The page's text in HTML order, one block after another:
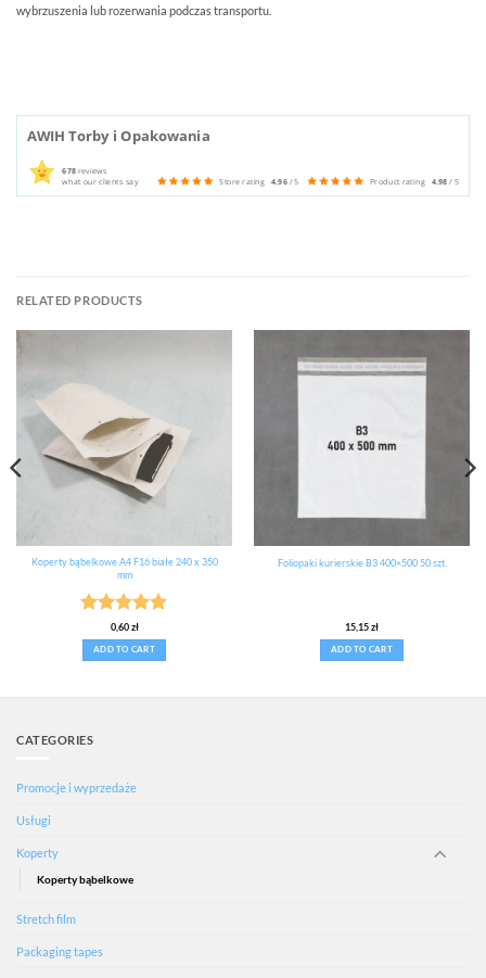
wybrzuszenia lub rozerwania podczas transportu.
AWIH Torby i Opakowania
678reviews
what our clients say
Store rating 4.96/ 5 Product rating 4.98/ 5
RELATED PRODUCTS
Koperty bąbelkowe A4 F16 białe 240 x 350
mm
Rated5
out of 5
0,60zł
ADD TO CART
Foliopaki kurierskie B3 400×500 50 szt.
15,15zł
ADD TO CART
CATEGORIES
Promocje i wyprzedaże
Usługi
Koperty
Koperty bąbelkowe
Stretch film
Packaging tapes